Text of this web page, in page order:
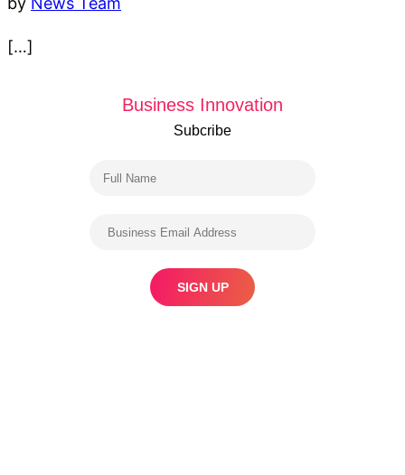
[…]
Business Innovation
Subcribe